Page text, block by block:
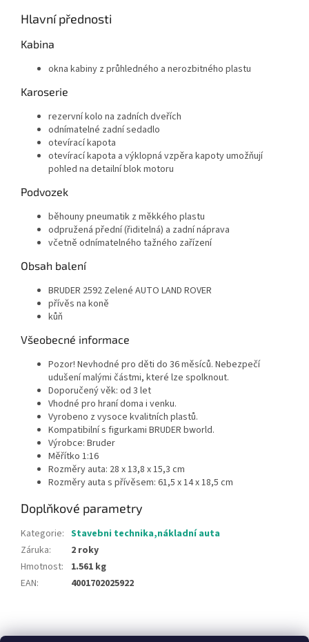
Hlavní přednosti
Kabina
okna kabiny z průhledného a nerozbitného plastu
Karoserie
rezervní kolo na zadních dveřích
odnímatelné zadní sedadlo
otevírací kapota
otevírací kapota a výklopná vzpěra kapoty umožňují
pohled na detailní blok motoru
Podvozek
běhouny pneumatik z měkkého plastu
odpružená přední (řiditelná) a zadní náprava
včetně odnímatelného tažného zařízení
Obsah balení
BRUDER 2592 Zelené AUTO LAND ROVER
přívěs na koně
kůň
Všeobecné informace
Pozor! Nevhodné pro děti do 36 měsíců. Nebezpečí
udušení malými částmi, které lze spolknout.
Doporučený věk: od 3 let
Vhodné pro hraní doma i venku.
Vyrobeno z vysoce kvalitních plastů.
Kompatibilní s figurkami BRUDER bworld.
Výrobce: Bruder
Měřítko 1:16
Rozměry auta: 28 x 13,8 x 15,3 cm
Rozměry auta s přívěsem: 61,5 x 14 x 18,5 cm
Doplňkové parametry
Kategorie: Stavebni technika,nákladní auta
Záruka:
2 roky
Hmotnost:
1.561 kg
EAN: 4001702025922
á